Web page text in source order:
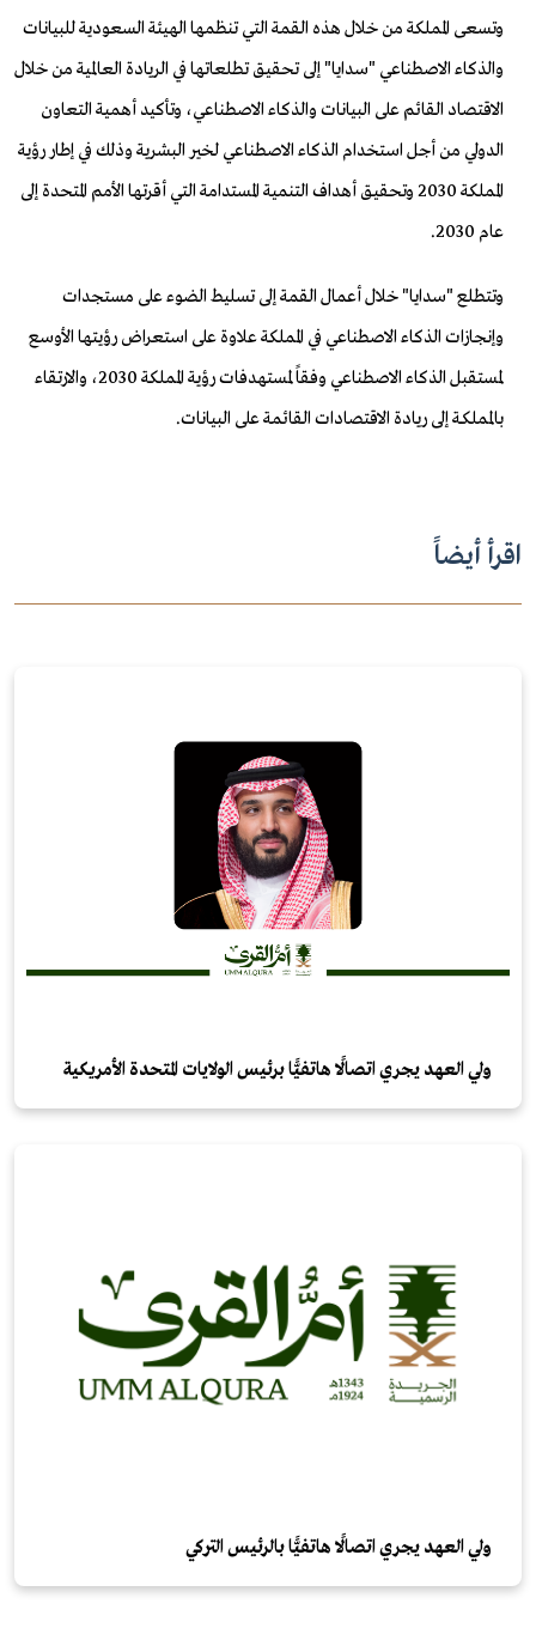
وتسعى المملكة من خلال هذه القمة التي تنظمها الهيئة السعودية للبيانات
والذكاء الاصطناعي "سدايا" إلى تحقيق تطلعاتها في الريادة العالمية من خلال
الاقتصاد القائم على البيانات والذكاء الاصطناعي، وتأكيد أهمية التعاون
الدولي من أجل استخدام الذكاء الاصطناعي لخير البشرية وذلك في إطار رؤية
المملكة 2030 وتحقيق أهداف التنمية المستدامة التي أقرتها الأمم المتحدة إلى
عام 2030.
وتتطلع "سدايا" خلال أعمال القمة إلى تسليط الضوء على مستجدات
وإنجازات الذكاء الاصطناعي في المملكة علاوة على استعراض رؤيتها الأوسع
لمستقبل الذكاء الاصطناعي وفقاً لمستهدفات رؤية المملكة 2030، والارتقاء
بالمملكـة إلى ريادة الاقتصادات القائمة على البيانات.
اقرأ أيضاً
ولي العهد يجري اتصالًا هاتفيًّا برئيس الولايات المتحدة الأمريكية
ولي العهد يجري اتصالًا هاتفيًّا بالرئيس التركي